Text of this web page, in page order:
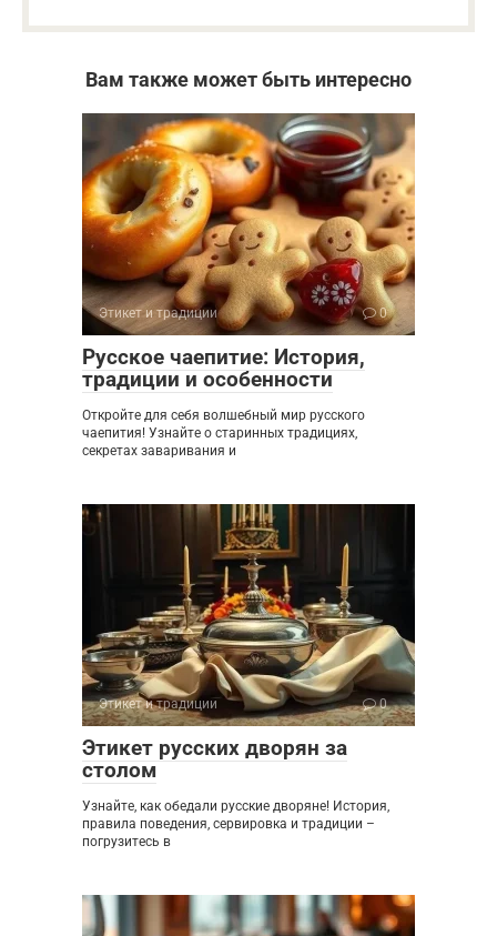
Вам также может быть интересно
Этикет и традиции 0
Русское чаепитие: История,
традиции и особенности
Откройте для себя волшебный мир русского
чаепития! Узнайте о старинных традициях,
секретах заваривания и
Этикет и традиции 0
Этикет русских дворян за
столом
Узнайте, как обедали русские дворяне! История,
правила поведения, сервировка и традиции –
погрузитесь в